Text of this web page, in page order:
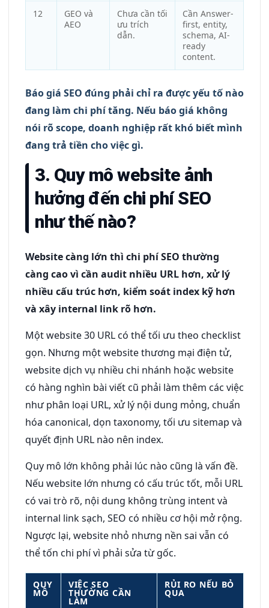
12
GEO và
AEO
Chưa cần tối
ưu trích
dẫn.
Cần Answer-
first, entity,
schema, AI-
ready
content.
Báo giá SEO đúng phải chỉ ra được yếu tố nào
đang làm chi phí tăng. Nếu báo giá không
nói rõ scope, doanh nghiệp rất khó biết mình
đang trả tiền cho việc gì.
3. Quy mô website ảnh
hưởng đến chi phí SEO
như thế nào?
Website càng lớn thì chi phí SEO thường
càng cao vì cần audit nhiều URL hơn, xử lý
nhiều cấu trúc hơn, kiểm soát index kỹ hơn
và xây internal link rõ hơn.
Một website 30 URL có thể tối ưu theo checklist
gọn. Nhưng một website thương mại điện tử,
website dịch vụ nhiều chi nhánh hoặc website
có hàng nghìn bài viết cũ phải làm thêm các việc
như phân loại URL, xử lý nội dung mỏng, chuẩn
hóa canonical, dọn taxonomy, tối ưu sitemap và
quyết định URL nào nên index.
Quy mô lớn không phải lúc nào cũng là vấn đề.
Nếu website lớn nhưng có cấu trúc tốt, mỗi URL
có vai trò rõ, nội dung không trùng intent và
internal link sạch, SEO có nhiều cơ hội mở rộng.
Ngược lại, website nhỏ nhưng nền sai vẫn có
thể tốn chi phí vì phải sửa từ gốc.
QUY
MÔ
VIỆC SEO
THƯỜNG CẦN
LÀM
RỦI RO NẾU BỎ
QUA